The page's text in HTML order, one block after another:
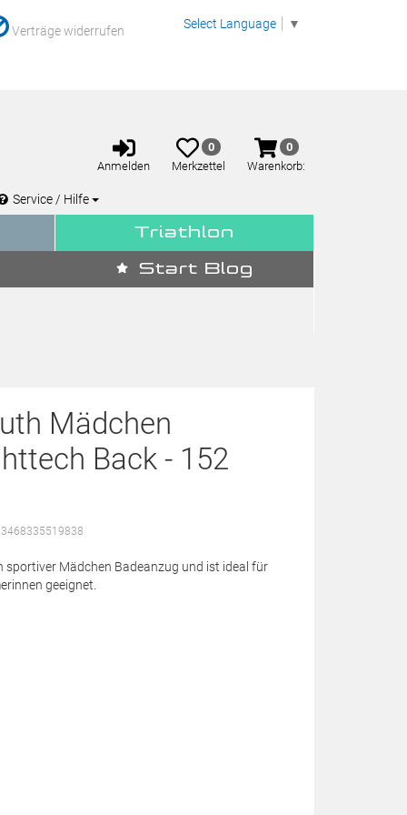
Verträge widerrufen Select Language ▼
Anmelden
Merkzettel
aufklappen
0
Merkzettel
Warenkorb
aufklappen
0
Warenkorb:
Service / Hilfe
Triathlon
Start Blog
Mädchen
Back - 152
3468335519838
sportiver Mädchen Badeanzug und ist ideal für
geeignet.